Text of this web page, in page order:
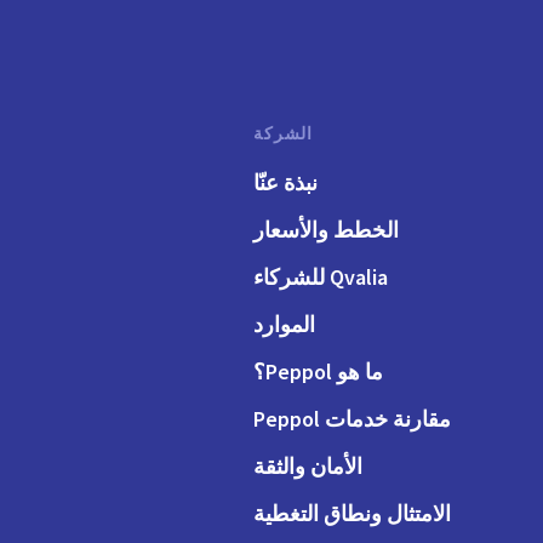
الشركة
نبذة عنّا
الخطط والأسعار
Qvalia للشركاء
الموارد
ما هو Peppol؟
مقارنة خدمات Peppol
الأمان والثقة
الامتثال ونطاق التغطية